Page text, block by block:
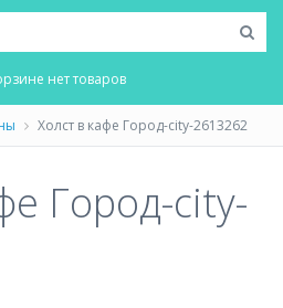
нет товаров
Холст в кафе Город-city-2613262
Город-city-